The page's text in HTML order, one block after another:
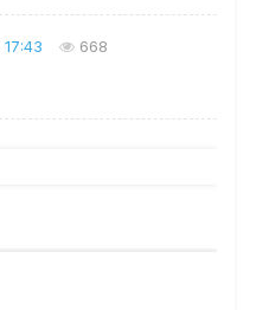
17:43 668